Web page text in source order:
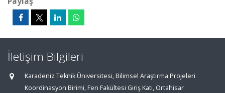
İletişim Bilgileri
Karadeniz Teknik Üniversitesi, Bilimsel Araştırma Projeleri
Koordinasyon Birimi, Fen Fakültesi Giriş Katı, Ortahisar